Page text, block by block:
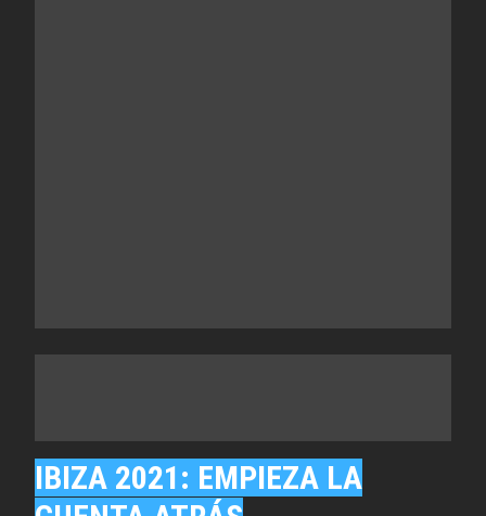
IBIZA 2021: EMPIEZA LA